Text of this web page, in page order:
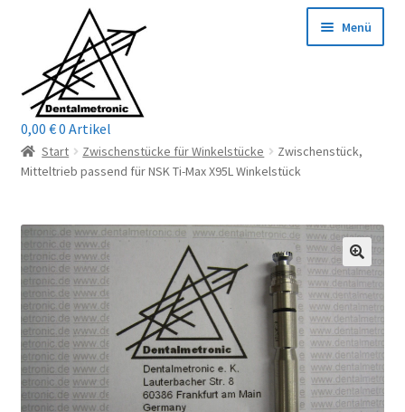
Navigation
springen
springen
Menü
Home
Mein Konto / Login
Kontakt
Reparaturservice
öffnen
Wichtige Infos
öffnen
0,00 €0 Artikel
Start Zwischenstücke für Winkelstücke
Zwischenstück,
Mitteltrieb passend für NSK Ti-Max X95L Winkelstück